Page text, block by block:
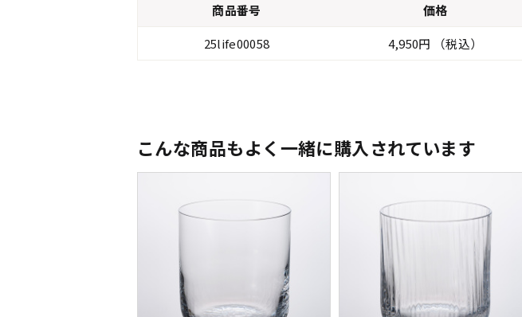
商品番号 価格
25life00058
4,950円 （税込）
こんな商品もよく一緒に購入されています